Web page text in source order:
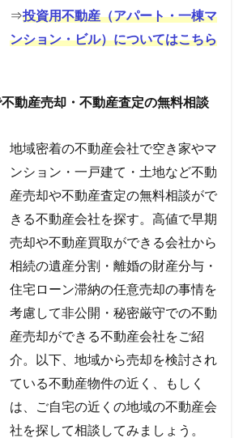
⇒投資用不動産（アパート・一棟マ
ンション・ビル）についてはこちら
動産売却・不動産査定の無料相談
地域密着の不動産会社で空き家やマ
ンション・一戸建て・土地など不動
産売却や不動産査定の無料相談がで
きる不動産会社を探す。高値で早期
売却や不動産買取ができる会社から
相続の遺産分割・離婚の財産分与・
住宅ローン滞納の任意売却の事情を
考慮して非公開・秘密厳守での不動
産売却ができる不動産会社をご紹
介。以下、地域から売却を検討され
ている不動産物件の近く、もしく
は、ご自宅の近くの地域の不動産会
社を探して相談してみましょう。